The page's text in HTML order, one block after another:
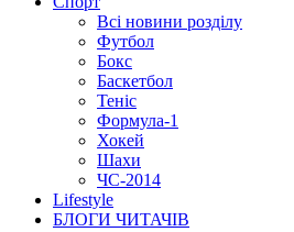
Всі новини розділу
Футбол
Бокс
Баскетбол
Теніс
Формула-1
Хокей
Шахи
ЧС-2014
Lifestyle
БЛОГИ ЧИТАЧІВ